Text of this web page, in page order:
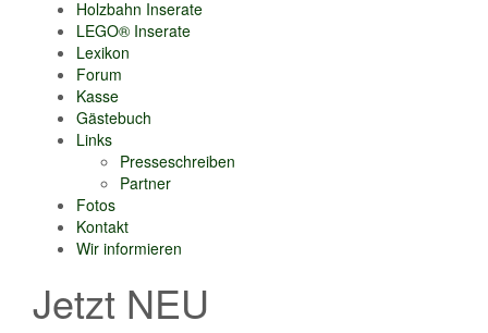
Holzbahn Inserate
LEGO® Inserate
Lexikon
Forum
Kasse
Gästebuch
Links
Presseschreiben
Partner
Fotos
Kontakt
Wir informieren
Jetzt NEU